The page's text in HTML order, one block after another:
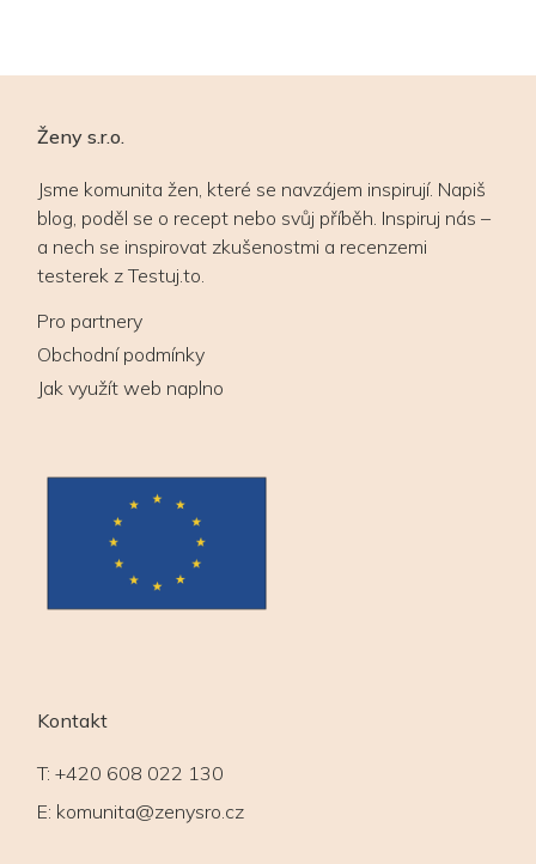
Ženy s.r.o.
Jsme komunita žen, které se navzájem inspirují. Napiš
blog, poděl se o recept nebo svůj příběh. Inspiruj nás –
a nech se inspirovat zkušenostmi a recenzemi
testerek z Testuj.to.
Pro partnery
Obchodní podmínky
Jak využít web naplno
Kontakt
T: +420 608 022 130
E: komunita@zenysro.cz